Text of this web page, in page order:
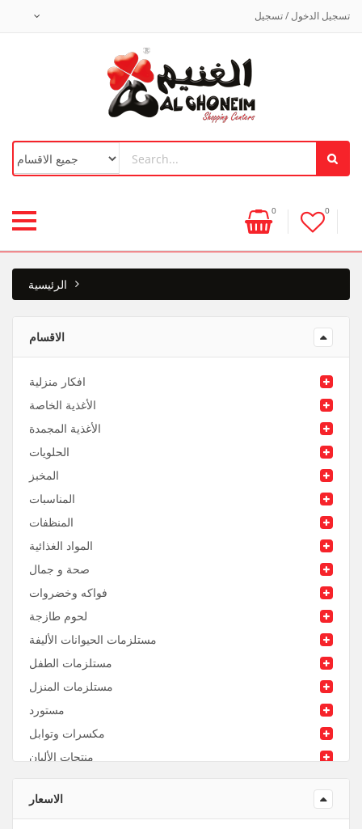
تسجيل الدخول / تسجيل
0 0
الرئيسية
الاقسام
افكار منزلية
الأغذية الخاصة
الأغذية المجمدة
الحلويات
المخبز
المناسبات
المنظفات
المواد الغذائية
صحة و جمال
فواكه وخضروات
لحوم طازجة
مستلزمات الحيوانات الأليفة
مستلزمات الطفل
مستلزمات المنزل
مستورد
مكسرات وتوابل
منتجات الألبان
الاسعار